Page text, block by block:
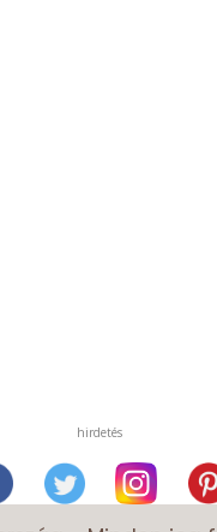
hirdetés